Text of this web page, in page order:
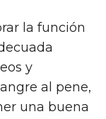
la función
y
al pene,
una buena